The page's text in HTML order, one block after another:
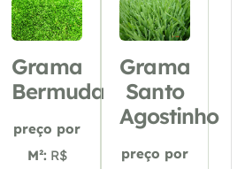
Grama
Bermuda
preço por
M²: R$
Grama
Santo
Agostinho
preço por